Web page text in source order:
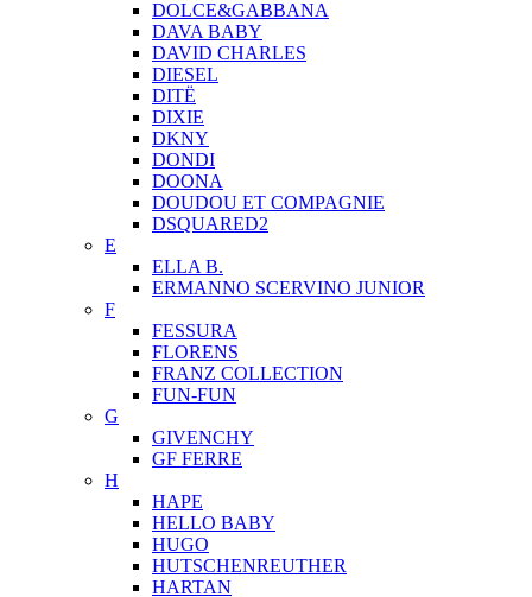
DOLCE&GABBANA
DAVA BABY
DAVID CHARLES
DIESEL
DITЁ
DIXIE
DKNY
DONDI
DOONA
DOUDOU ET COMPAGNIE
DSQUARED2
E
ELLA B.
ERMANNO SCERVINO JUNIOR
F
FESSURA
FLORENS
FRANZ COLLECTION
FUN-FUN
G
GIVENCHY
GF FERRE
H
HAPE
HELLO BABY
HUGO
HUTSCHENREUTHER
HARTAN